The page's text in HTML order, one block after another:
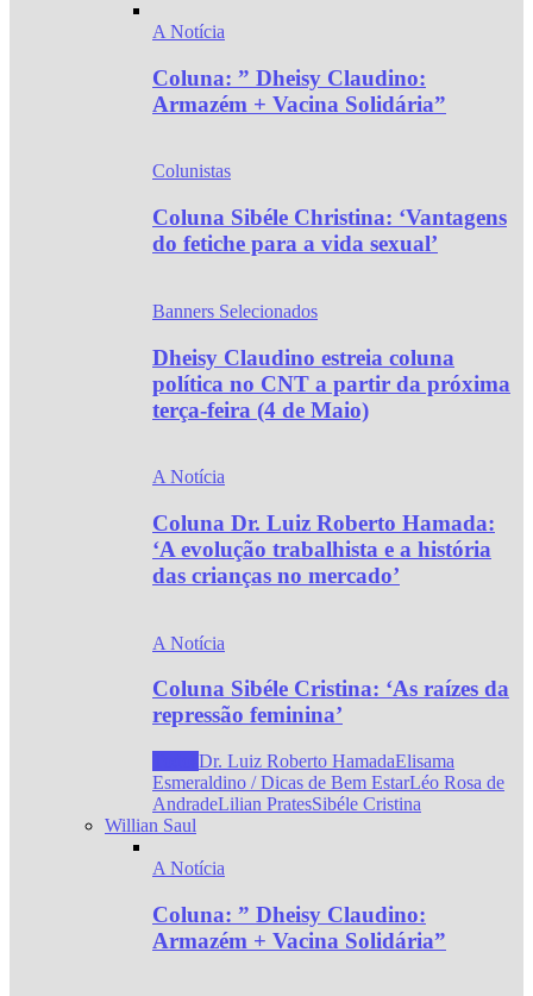
A Notícia
Coluna: ” Dheisy Claudino:
Armazém + Vacina Solidária”
Colunistas
Coluna Sibéle Christina: ‘Vantagens
do fetiche para a vida sexual’
Banners Selecionados
Dheisy Claudino estreia coluna
política no CNT a partir da próxima
terça-feira (4 de Maio)
A Notícia
Coluna Dr. Luiz Roberto Hamada:
‘A evolução trabalhista e a história
das crianças no mercado’
A Notícia
Coluna Sibéle Cristina: ‘As raízes da
repressão feminina’
Dr. Luiz Roberto HamadaElisama
Esmeraldino / Dicas de Bem EstarLéo Rosa de
AndradeLilian PratesSibéle Cristina
Willian Saul
A Notícia
Coluna: ” Dheisy Claudino:
Armazém + Vacina Solidária”